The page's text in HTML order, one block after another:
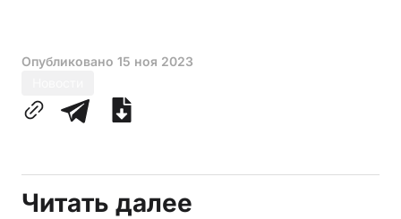
Опубликовано 15 ноя 2023
Читать далее